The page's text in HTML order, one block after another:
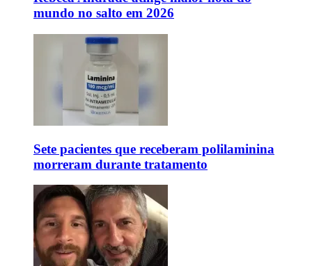
mundo no salto em 2026
Sete pacientes que receberam polilaminina
morreram durante tratamento